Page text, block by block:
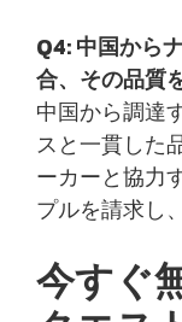
Q4: 中国から
合、その品質
中国から調達
スと一貫した
ーカーと協力
プルを請求し
今すぐ